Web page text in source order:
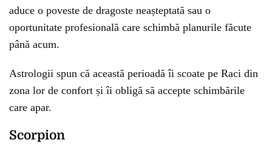
aduce o poveste de dragoste neașteptată sau o
oportunitate profesională care schimbă planurile făcute
până acum.
Astrologii spun că această perioadă îi scoate pe Raci din
zona lor de confort și îi obligă să accepte schimbările
care apar.
Scorpion